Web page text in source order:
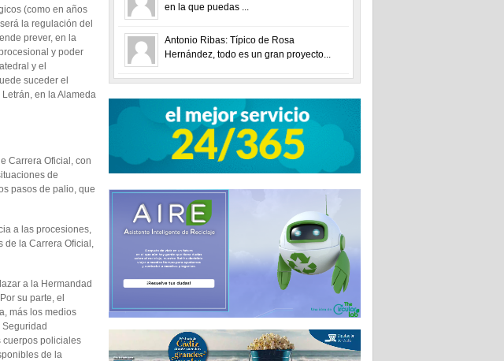
(como en años
la regulación del
prever, en la
y poder
y el
suceder el
en la Alameda
Carrera Oficial, con
de
pasos de palio, que
a las procesiones,
de la Carrera Oficial,
a la Hermandad
su parte, el
más los medios
cuerpos policiales
de la
en la que puedas ...
Antonio Ribas: Típico de Rosa
Hernández, todo es un gran proyecto...